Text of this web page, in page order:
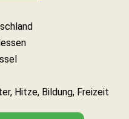
Hitze, Bildung, Freizeit